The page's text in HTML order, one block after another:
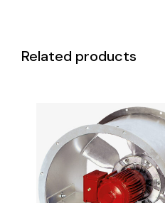
Related products
DETAILS